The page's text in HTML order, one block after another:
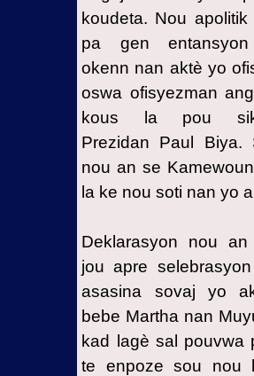
koudeta. Nou apolitik
pa gen
okenn nan aktè yo
oswa ofisyezman
kous la pou
Prezidan Paul Biya.
nou an se
la ke nou soti nan yo
Deklarasyon nou
jou apre
asasina sovaj yo
bebe Martha nan
kad lagè sal pouvwa
te enpoze sou nou